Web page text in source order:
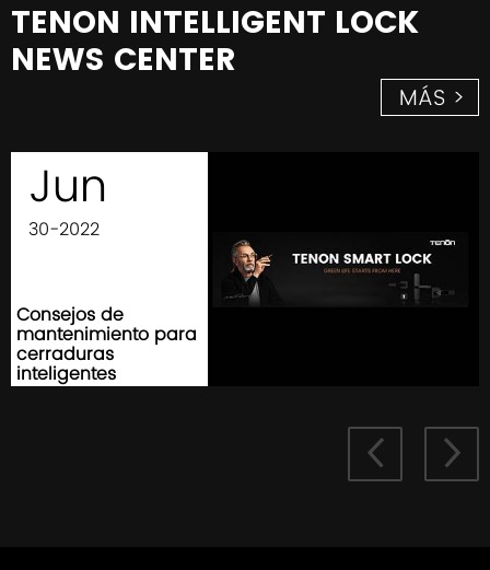
TENON INTELLIGENT LOCK
NEWS CENTER
MÁS >
Jun
30-2022
Consejos de
mantenimiento para
cerraduras
inteligentes
 